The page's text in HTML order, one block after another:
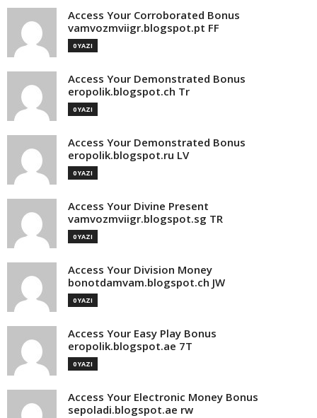
Access Your Corroborated Bonus
vamvozmviigr.blogspot.pt FF
0 YAZI
Access Your Demonstrated Bonus
eropolik.blogspot.ch Tr
0 YAZI
Access Your Demonstrated Bonus
eropolik.blogspot.ru LV
0 YAZI
Access Your Divine Present
vamvozmviigr.blogspot.sg TR
0 YAZI
Access Your Division Money
bonotdamvam.blogspot.ch JW
0 YAZI
Access Your Easy Play Bonus
eropolik.blogspot.ae 7T
0 YAZI
Access Your Electronic Money Bonus
sepoladi.blogspot.ae rw